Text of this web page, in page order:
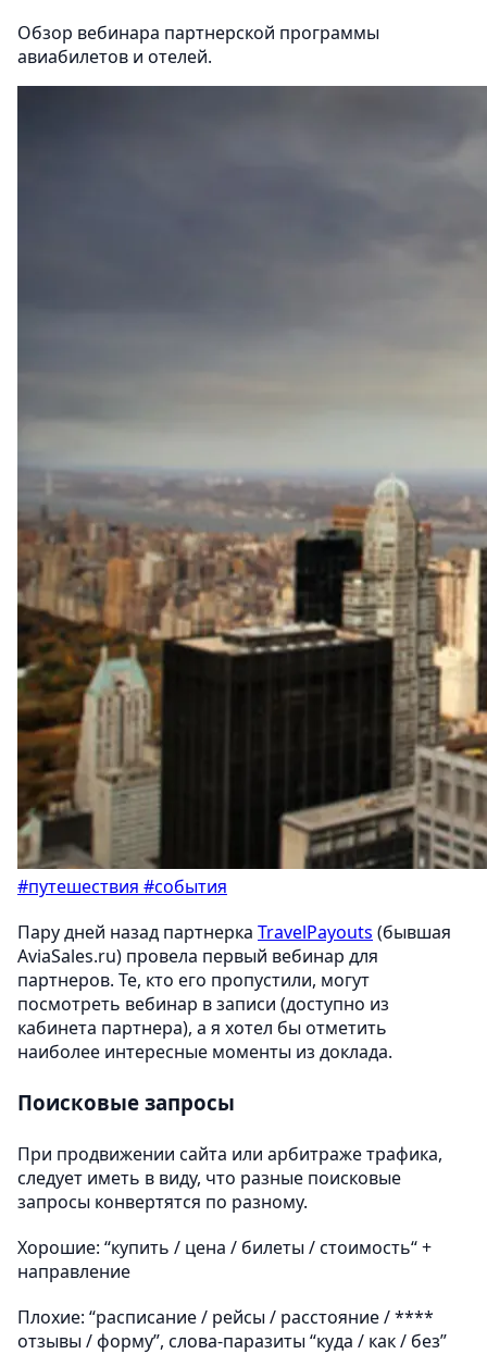
Обзор вебинара партнерской программы
авиабилетов и отелей.
#путешествия #события
Пару дней назад партнерка TravelPayouts (бывшая
AviaSales.ru) провела первый вебинар для
партнеров. Те, кто его пропустили, могут
посмотреть вебинар в записи (доступно из
кабинета партнера), а я хотел бы отметить
наиболее интересные моменты из доклада.
Поисковые запросы
При продвижении сайта или арбитраже трафика,
следует иметь в виду, что разные поисковые
запросы конвертятся по разному.
Хорошие: “купить / цена / билеты / стоимость“ +
направление
Плохие: “расписание / рейсы / расстояние / ****
отзывы / форму”, слова-паразиты “куда / как / без”